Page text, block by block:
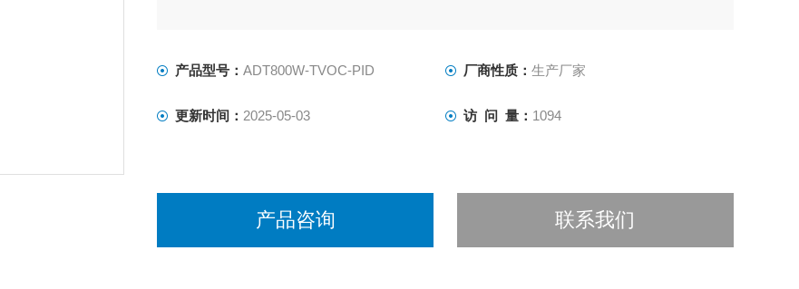
产品型号： ADT800W-TVOC-PID 厂商性质： 生产厂家
更新时间： 2025-05-03 访 问 量： 1094
产品咨询 联系我们